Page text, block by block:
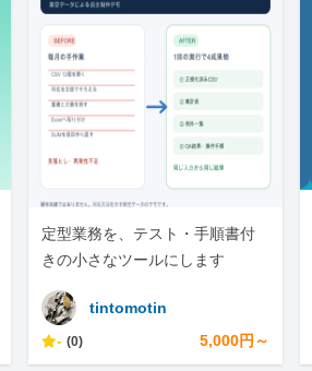
定型業務を、テスト・手順書付
きの小さなツールにします
tintomotin
- (0) 5,000円～